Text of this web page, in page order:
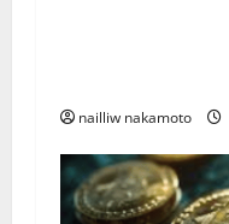
nailliw nakamoto